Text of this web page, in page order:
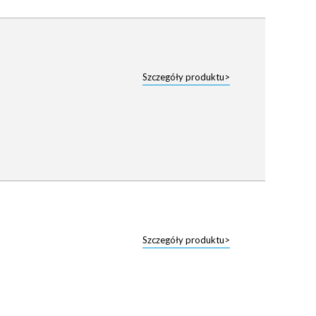
Szczegóły produktu>
Szczegóły produktu>